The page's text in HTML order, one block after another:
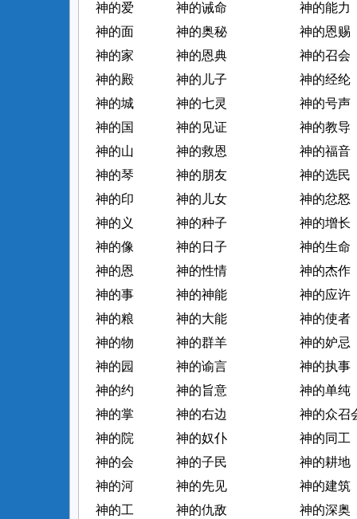
神的爱
神的面
神的家
神的殿
神的城
神的国
神的山
神的琴
神的印
神的义
神的像
神的恩
神的事
神的粮
神的物
神的园
神的约
神的掌
神的院
神的会
神的河
神的工
神的诫命
神的奥秘
神的恩典
神的儿子
神的七灵
神的见证
神的救恩
神的朋友
神的儿女
神的种子
神的日子
神的性情
神的神能
神的大能
神的群羊
神的谕言
神的旨意
神的右边
神的奴仆
神的子民
神的先见
神的仇敌
神的能力
神的恩赐
神的召会
神的经纶
神的号声
神的教导
神的福音
神的选民
神的忿怒
神的增长
神的生命
神的杰作
神的应许
神的使者
神的妒忌
神的执事
神的单纯
神的众召
神的同工
神的耕地
神的建筑
神的深奥